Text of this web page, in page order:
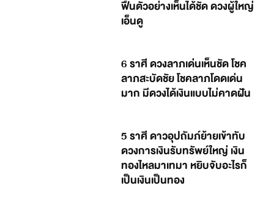
ฟื้นตัวอย่างเห็นได้ชัด ดวงผู้ใหญ่
เอ็นดู
6 ราศี ดวงลาภเด่นเห็นชัด โชค
ลาภสะบัดชัย โชคลาภโดดเด่น
มาก มีดวงได้เงินแบบไม่คาดฝัน
5 ราศี ดาวอุปถัมภ์ย้ายเข้าทับ
ดวงการเงินรับทรัพย์ใหญ่ เงิน
ทองไหลมาเทมา หยิบจับอะไรก็
เป็นเงินเป็นทอง